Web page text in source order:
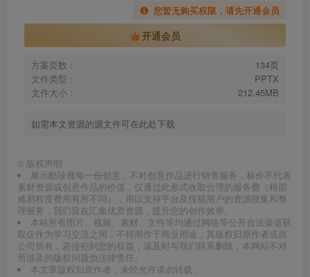
您暂无购买权限，请先开通会员
开通会员
方案页数：
134页
文件类型：
PPTX
文件大小：
212.45MB
如需本文资源的源文件可在此处下载
© 版权声明
展示酷珍视每一份创意，不对创意作品进行销售服务，标价不代表
素材资源或创意作品的价值，仅通过此形式收取合理的服务费（根据
难易程度费用有所不同），用以支持平台及投稿用户的资源搜集和整
理服务，我们旨在汇集优质资源，提升您的创作效率。
本站所有图片、视频、素材、文件等均通过网络等公开合法渠道获
取仅作为学习交流之用，不得用作于商业用途，其版权归原作者或原
公司所有，若侵犯到您的权益，请及时与我们联系删除，本网站不对
所涉及的版权问题负法律责任。
本文章版权归原作者，未经允许请勿转载 。